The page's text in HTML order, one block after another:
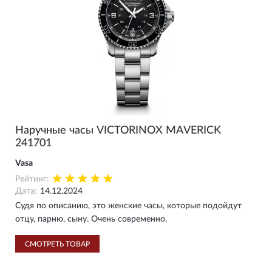
Наручные часы VICTORINOX MAVERICK
241701
Vasa
Рейтинг:
Дата: 14.12.2024
Судя по описанию, это женские часы, которые подойдут
отцу, парню, сыну. Очень современно.
СМОТРЕТЬ ТОВАР